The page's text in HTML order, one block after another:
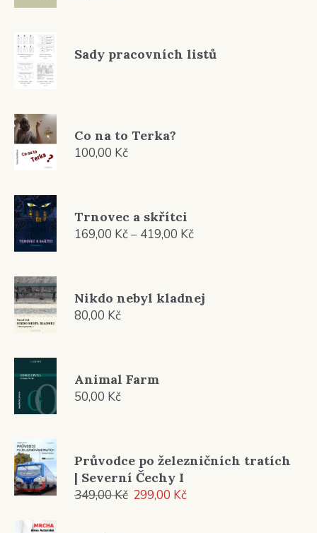
Sady pracovních listů
Co na to Terka?
100,00 Kč
Trnovec a skřítci
169,00 Kč– 419,00 KčRozpětí
419,00 Kč
Nikdo nebyl kladnej
80,00 Kč
Animal Farm
50,00 Kč
Průvodce po železničních tratích
| Severní Čechy I
349,00Kč Původní
299,00 KčAktuální